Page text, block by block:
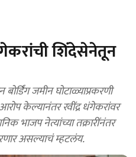
शिंदेसेनेतून
जमीन घोटाळ्याप्रकरणी
आरोप केल्यानंतर रवींद्र धंगेकरांवर
भाजप नेत्यांच्या तक्रारींनंतर
असल्याचं म्हटलंय.